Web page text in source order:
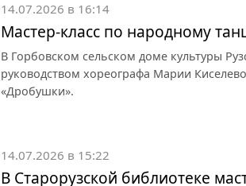
14.07.2026 в 16:14
Мастер-класс по народному
В Горбовском сельском доме культуры
руководством хореографа Марии
«Дробушки».
14.07.2026 в 15:22
В Старорузской библиотеке